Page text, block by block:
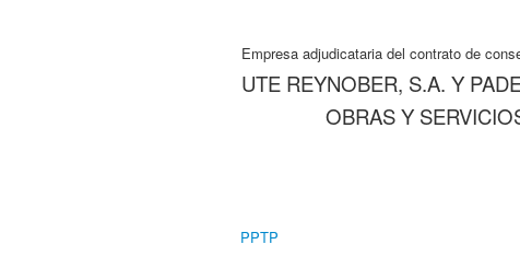
Empresa adjudicataria del contrato de
UTE REYNOBER, S.A. Y
OBRAS Y
PPTP